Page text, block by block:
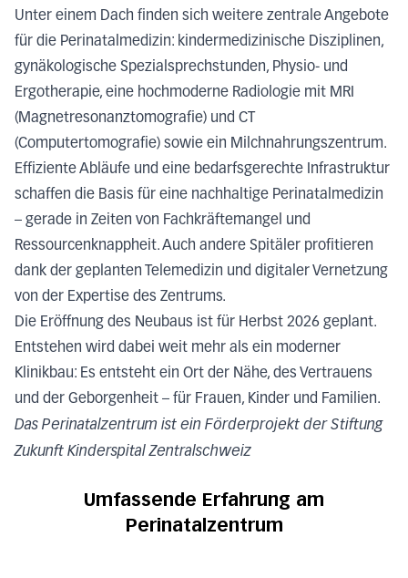
Unter einem Dach finden sich weitere zentrale Angebote
für die Perinatalmedizin: kindermedizinische Disziplinen,
gynäkologische Spezialsprechstunden, Physio- und
Ergotherapie, eine hochmoderne Radiologie mit MRI
(Magnetresonanztomografie) und CT
(Computertomografie) sowie ein Milchnahrungszentrum.
Effiziente Abläufe und eine bedarfsgerechte Infrastruktur
schaffen die Basis für eine nachhaltige Perinatalmedizin
– gerade in Zeiten von Fachkräftemangel und
Ressourcenknappheit. Auch andere Spitäler profitieren
dank der geplanten Telemedizin und digitaler Vernetzung
von der Expertise des Zentrums.
Die Eröffnung des Neubaus ist für Herbst 2026 geplant.
Entstehen wird dabei weit mehr als ein moderner
Klinikbau: Es entsteht ein Ort der Nähe, des Vertrauens
und der Geborgenheit – für Frauen, Kinder und Familien.
Das Perinatalzentrum ist ein Förderprojekt der Stiftung
Zukunft Kinderspital Zentralschweiz
Umfassende Erfahrung am
Perinatalzentrum